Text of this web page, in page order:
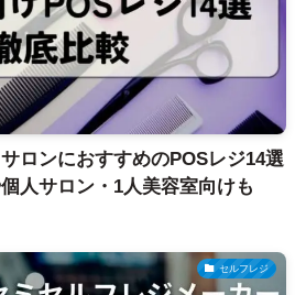
ロンにおすすめのPOSレジ14選
人サロン・1人美容室向けも
セルフレジ